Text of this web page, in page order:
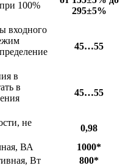
100%
295±5%
входного
45…55
в
в
45…55
не
0,98
ВА
1000*
Вт
800*